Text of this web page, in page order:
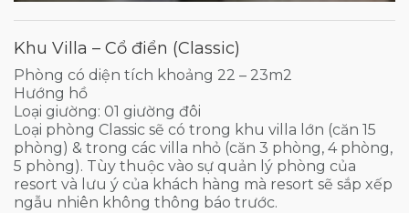
Khu Villa – Cổ điển (Classic)
Phòng có diện tích khoảng 22 – 23m2
Hướng hồ
Loại giường: 01 giường đôi
Loại phòng Classic sẽ có trong khu villa lớn (căn 15
phòng) & trong các villa nhỏ (căn 3 phòng, 4 phòng,
5 phòng). Tùy thuộc vào sự quản lý phòng của
resort và lưu ý của khách hàng mà resort sẽ sắp xếp
ngẫu nhiên không thông báo trước.